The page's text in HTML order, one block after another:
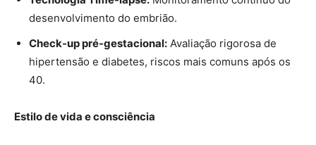
desenvolvimento do embrião.
Check-up pré-gestacional: Avaliação rigorosa de
hipertensão e diabetes, riscos mais comuns após os
40.
Estilo de vida e consciência